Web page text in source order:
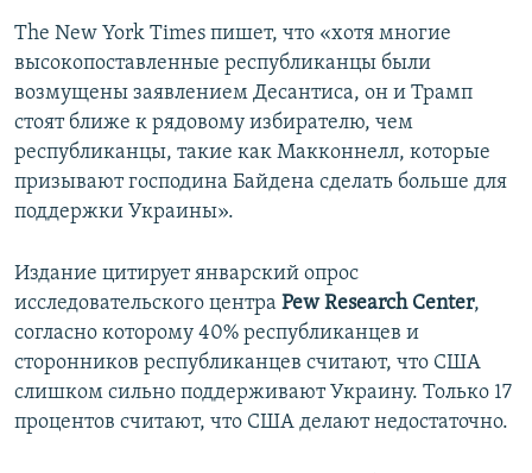
The New York Times пишет, что «хотя многие
высокопоставленные республиканцы были
возмущены заявлением Десантиса, он и Трамп
стоят ближе к рядовому избирателю, чем
республиканцы, такие как Макконнелл, которые
призывают господина Байдена сделать больше для
поддержки Украины».
Издание цитирует январский опрос
исследовательского центра Pew Research Center,
согласно которому 40% республиканцев и
сторонников республиканцев считают, что США
слишком сильно поддерживают Украину. Только 17
процентов считают, что США делают недостаточно.